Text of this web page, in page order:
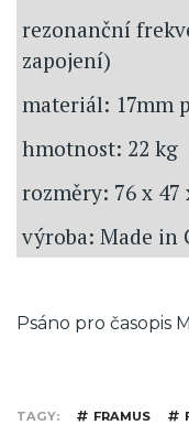
rezonanční
zapojení)
materiál: 17mm
hmotnost: 22 kg
rozměry: 76 x 47
výroba: Made in
Psáno pro časopis
TAGY FRAMUS